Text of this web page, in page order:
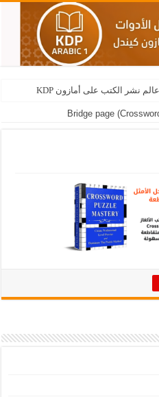
Bridge page